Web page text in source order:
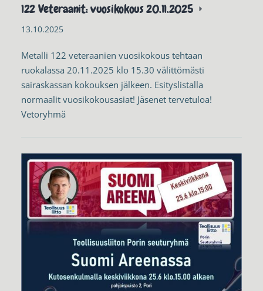
122 Veteraanit: vuosikokous 20.11.2025
13.10.2025
Metalli 122 veteraanien vuosikokous tehtaan
ruokalassa 20.11.2025 klo 15.30 välittömästi
sairaskassan kokouksen jälkeen. Esityslistalla
normaalit vuosikokousasiat! Jäsenet tervetuloa!
Vetoryhmä